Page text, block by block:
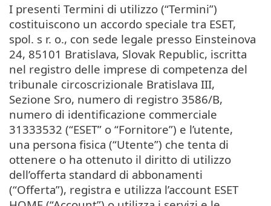
I presenti Termini di utilizzo (“Termini”)
costituiscono un accordo speciale tra ESET,
spol. s r. o., con sede legale presso Einsteinova
24, 85101 Bratislava, Slovak Republic, iscritta
nel registro delle imprese di competenza del
tribunale circoscrizionale Bratislava III,
Sezione Sro, numero di registro 3586/B,
numero di identificazione commerciale
31333532 (“ESET” o “Fornitore”) e l’utente,
una persona fisica (“Utente”) che tenta di
ottenere o ha ottenuto il diritto di utilizzo
dell’offerta standard di abbonamenti
(“Offerta”), registra e utilizza l’account ESET